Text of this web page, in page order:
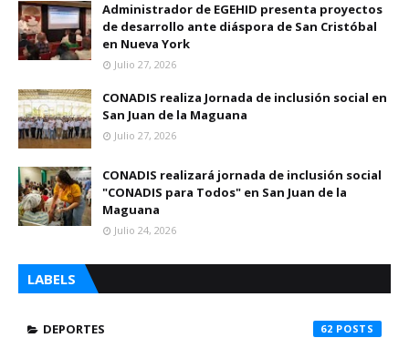
Administrador de EGEHID presenta proyectos
de desarrollo ante diáspora de San Cristóbal
en Nueva York
Julio 27, 2026
CONADIS realiza Jornada de inclusión social en
San Juan de la Maguana
Julio 27, 2026
CONADIS realizará jornada de inclusión social
"CONADIS para Todos" en San Juan de la
Maguana
Julio 24, 2026
LABELS
DEPORTES 62